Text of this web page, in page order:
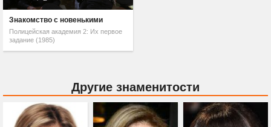
Знакомство с новенькими
Полицейская академия 2: Их первое
задание (1985)
Другие знаменитости